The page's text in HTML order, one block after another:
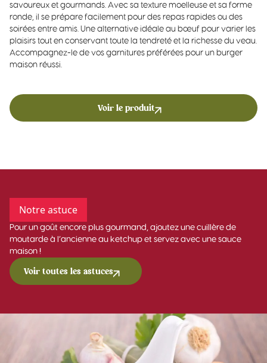
savoureux et gourmands. Avec sa texture moelleuse et sa forme
ronde, il se prépare facilement pour des repas rapides ou des
soirées entre amis. Une alternative idéale au bœuf pour varier les
plaisirs tout en conservant toute la tendreté et la richesse du veau.
Accompagnez-le de vos garnitures préférées pour un burger
maison réussi.
Voir le produit
Notre astuce
Pour un goût encore plus gourmand, ajoutez une cuillère de
moutarde à l’ancienne au ketchup et servez avec une sauce
maison !
Voir toutes les astuces